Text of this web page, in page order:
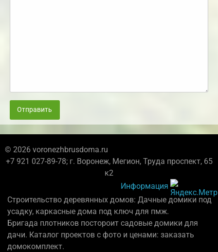
Отправить
© 2026 voronezhbrusdoma.ru
+7 921 027-89-78; г. Воронеж, Мегион, Труда проспект, 65
к2
Информация
Строительство деревянных домов: Дачные домики под
усадку, каркасные дома под ключ для пмж.
Бригада плотников постороит садовые домики для
дачи. Каталог проектов с фото и ценами: заказать
домокомплект.